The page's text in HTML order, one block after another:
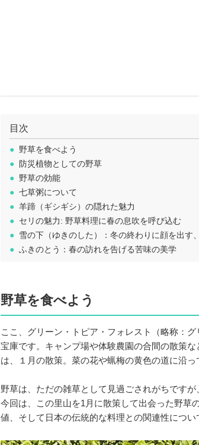
目次
● 野草を食べよう
● 防災植物としての野草
● 野草の効能
● 七草粥について
● 羊蹄（ギシギシ）の隠れた魅力
● セリの魅力: 野草料理に春の息吹を呼び込む
● 雪の下（ゆきのした）：冬の終わりに顔を出す
● ふきのとう：春の訪れを告げる苦味の美学
野草を食べよう
ここ、グリーン・トピア・フォレスト（略称：
宝庫です。キャンプ場や体験農園の合間の散策
は、１月の散策。菜の花や蝋梅の黄色の道に沿
野草は、ただの雑草として見過ごされがちです
今回は、この里山を1月に散策して出会った野草
値、そして日本の伝統的な料理との関連性につい